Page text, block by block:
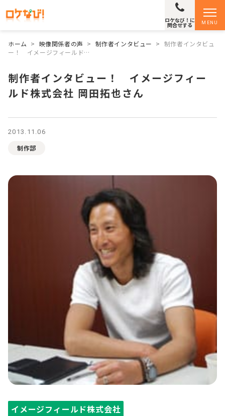
MENU
ロケなび！に
問合せする
ホーム > 映像関係者の声 > 制作者インタビュー > 制作者インタビュ
ー！ イメージフィールド…
制作者インタビュー！ イメージフィー
ルド株式会社 岡田拓也さん
2013.11.06
制作部
イメージフィールド株式会社